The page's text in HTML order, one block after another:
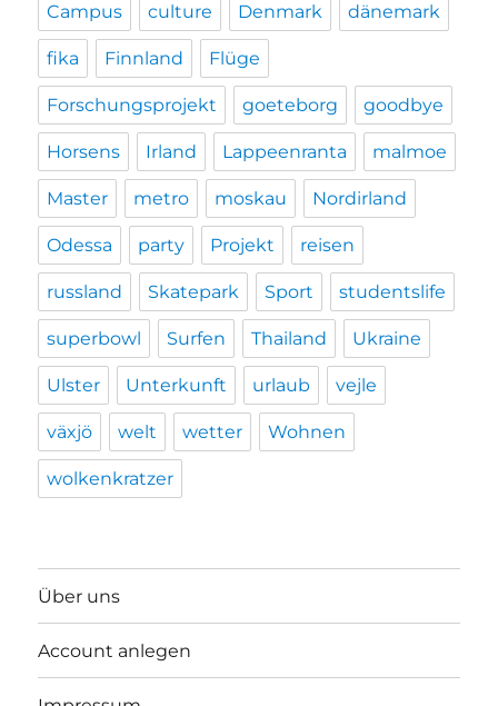
Campus culture Denmark dänemark
fika Finnland Flüge
Forschungsprojekt goeteborg goodbye
Horsens Irland Lappeenranta malmoe
Master metro moskau Nordirland
Odessa party Projekt reisen
russland Skatepark Sport studentslife
superbowl Surfen Thailand Ukraine
Ulster Unterkunft urlaub vejle
växjö welt wetter Wohnen
wolkenkratzer
Über uns
Account anlegen